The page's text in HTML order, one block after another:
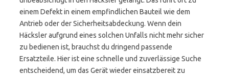
einem Defekt in einem empfindlichen Bauteil wie dem
Antrieb oder der Sicherheitsabdeckung. Wenn dein
Häcksler aufgrund eines solchen Unfalls nicht mehr sicher
zu bedienen ist, brauchst du dringend passende
Ersatzteile. Hier ist eine schnelle und zuverlässige Suche
entscheidend, um das Gerät wieder einsatzbereit zu